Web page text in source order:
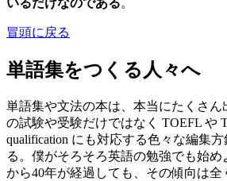
いるだけなのである。
冒頭に戻る
単語集をつくる人々へ
単語集や文法の本は、本当にたくさん
の試験や受験だけではなく TOEFL や
qualification にも対応する色々な編集
る。僕がそろそろ英語の勉強でも始
から40年が経過しても、その傾向は全